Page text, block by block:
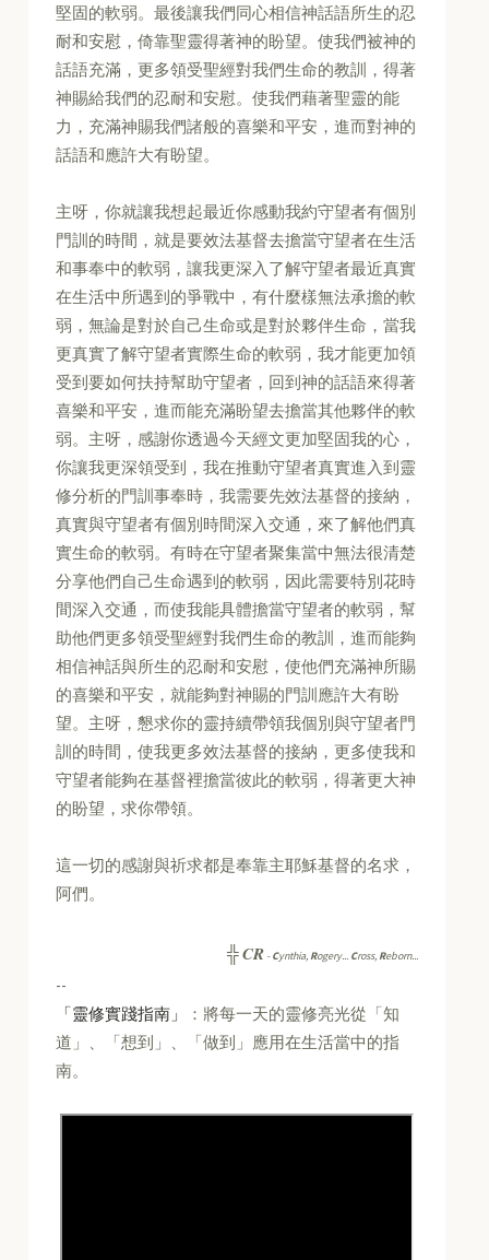
堅固的軟弱。最後讓我們同心相信神話語所生的忍
耐和安慰，倚靠聖靈得著神的盼望。使我們被神的
話語充滿，更多領受聖經對我們生命的教訓，得著
神賜給我們的忍耐和安慰。使我們藉著聖靈的能
力，充滿神賜我們諸般的喜樂和平安，進而對神的
話語和應許大有盼望。
主呀，你就讓我想起最近你感動我約守望者有個別
門訓的時間，就是要效法基督去擔當守望者在生活
和事奉中的軟弱，讓我更深入了解守望者最近真實
在生活中所遇到的爭戰中，有什麼樣無法承擔的軟
弱，無論是對於自己生命或是對於夥伴生命，當我
更真實了解守望者實際生命的軟弱，我才能更加領
受到要如何扶持幫助守望者，回到神的話語來得著
喜樂和平安，進而能充滿盼望去擔當其他夥伴的軟
弱。主呀，感謝你透過今天經文更加堅固我的心，
你讓我更深領受到，我在推動守望者真實進入到靈
修分析的門訓事奉時，我需要先效法基督的接納，
真實與守望者有個別時間深入交通，來了解他們真
實生命的軟弱。有時在守望者聚集當中無法很清楚
分享他們自己生命遇到的軟弱，因此需要特別花時
間深入交通，而使我能具體擔當守望者的軟弱，幫
助他們更多領受聖經對我們生命的教訓，進而能夠
相信神話與所生的忍耐和安慰，使他們充滿神所賜
的喜樂和平安，就能夠對神賜的門訓應許大有盼
望。主呀，懇求你的靈持續帶領我個別與守望者門
訓的時間，使我更多效法基督的接納，更多使我和
守望者能夠在基督裡擔當彼此的軟弱，得著更大神
的盼望，求你帶領。
這一切的感謝與祈求都是奉靠主耶穌基督的名求，
阿們。
╬CR -Cynthia, Rogery... Cross, Reborn...
--
「靈修實踐指南」
：將每一天的靈修亮光從「知
道」、「想到」、「做到」應用在生活當中的指
南。